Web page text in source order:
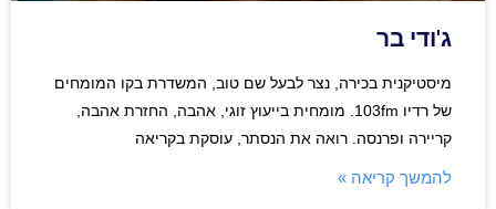
ג'ודי בר
מיסטיקנית בכירה, נצר לבעל שם טוב, המשדרת בקו המומחים
של רדיו 103fm. מומחית בייעוץ זוגי, אהבה, החזרת אהבה,
קריירה ופרנסה. רואה את הנסתר, עוסקת בקריאה
להמשך קריאה »